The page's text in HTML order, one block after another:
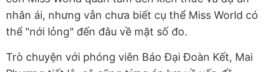
nhân ái, nhưng vẫn chưa biết cụ thể Miss World có
thể "nới lỏng" đến đâu về mặt số đo.
Trò chuyện với phóng viên Báo Đại Đoàn Kết, Mai